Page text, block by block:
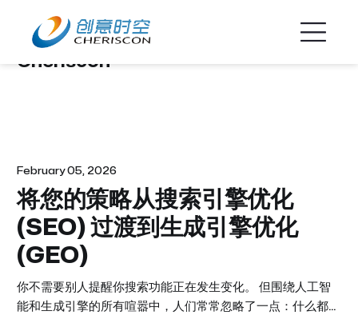
Cheriscon
将您的策略​​从搜索引擎优化
(SEO) 过渡到生成引擎优化
(GEO)
你不需要别人提醒你搜索功能正在发生变化。 但围绕人工智
能和生成引擎的所有喧嚣中，人们常常忽略了一点：什么都不
February 05, 2026